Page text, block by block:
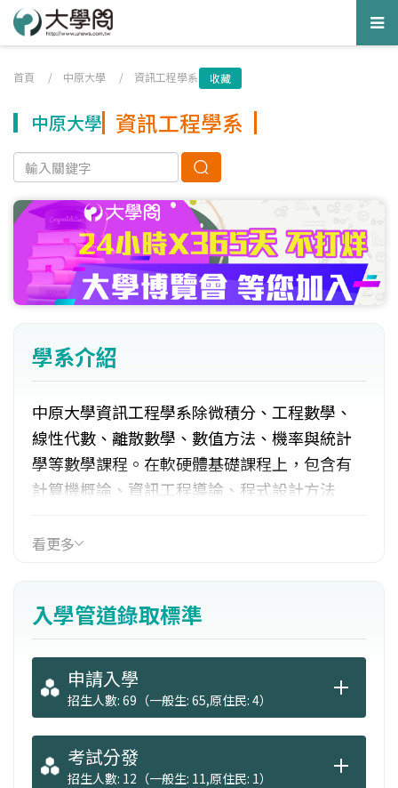
首頁 / 中原大學 / 資訊工程學系 收藏
中原大學 資訊工程學系
學系介紹
中原大學資訊工程學系除微積分、工程數學、
線性代數、離散數學、數值方法、機率與統計
學等數學課程。在軟硬體基礎課程上，包含有
計算機概論、資訊工程導論、程式設計方法
系統等。此外更提供網路、軟體、硬體及多媒
一年以上之專題指導課程，並透過專題展示競
賽，培養學生在專業領域之軟硬體開發、整合
與報告能力。
看更多
入學管道錄取標準
申請入學
招生人數: 69（一般生: 65,原住民: 4）
考試分發
招生人數: 12（一般生: 11,原住民: 1）